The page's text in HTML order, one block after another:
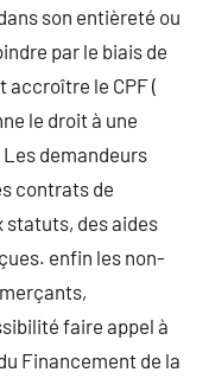
son entièreté ou
par le biais de
accroître le CPF (
le droit à une
demandeurs
contrats de
statuts, des aides
enfin les non-
faire appel à
Financement de la